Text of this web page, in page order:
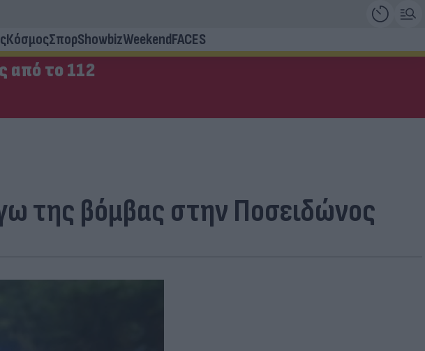
ΚόσμοςΣπορShowbizWeekendFACES
από το 112
της βόμβας στην Ποσειδώνος